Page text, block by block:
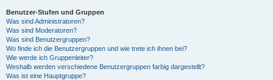
Benutzer-Stufen und Gruppen
Was sind Administratoren?
Was sind Moderatoren?
Was sind Benutzergruppen?
Wo finde ich die Benutzergruppen und wie trete ich ihnen bei?
Wie werde ich Gruppenleiter?
Weshalb werden verschiedene Benutzergruppen farbig dargestellt?
Was ist eine Hauptgruppe?